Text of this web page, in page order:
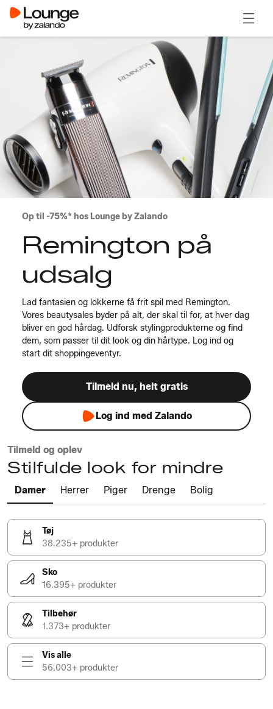
Op til -75%* hos Lounge by Zalando
Remington på
udsalg
Lad fantasien og lokkerne få frit spil med Remington.
Vores beautysales byder på alt, der skal til for, at hver dag
bliver en god hårdag. Udforsk stylingprodukterne og find
dem, som passer til dit look og din hårtype. Log ind og
start dit shoppingeventyr.
Tilmeld nu, helt gratis
Log ind med Zalando
Tilmeld og oplev
Stilfulde look for mindre
Damer Herrer Piger Drenge Bolig
Tøj
38.235+ produkter
Sko
16.395+ produkter
Tilbehør
1.373+ produkter
Vis alle
56.003+ produkter